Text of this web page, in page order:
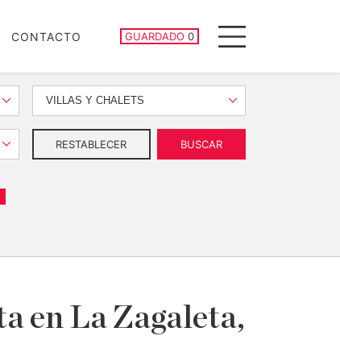
CONTACTO GUARDADO 0
PROPIEDADES GUARDADAS
Menu
VILLAS Y CHALETS
RESTABLECER BUSCAR
en La Zagaleta,